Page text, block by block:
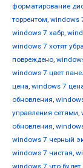
форматирование
торрентом, windows
windows 7 хабр,
windows 7 хотят
повреждено,
windows 7 цвет
цена, windows 7
обновления,
управления сетями,
обновления,
windows 7 черный
windows 7 чистая,